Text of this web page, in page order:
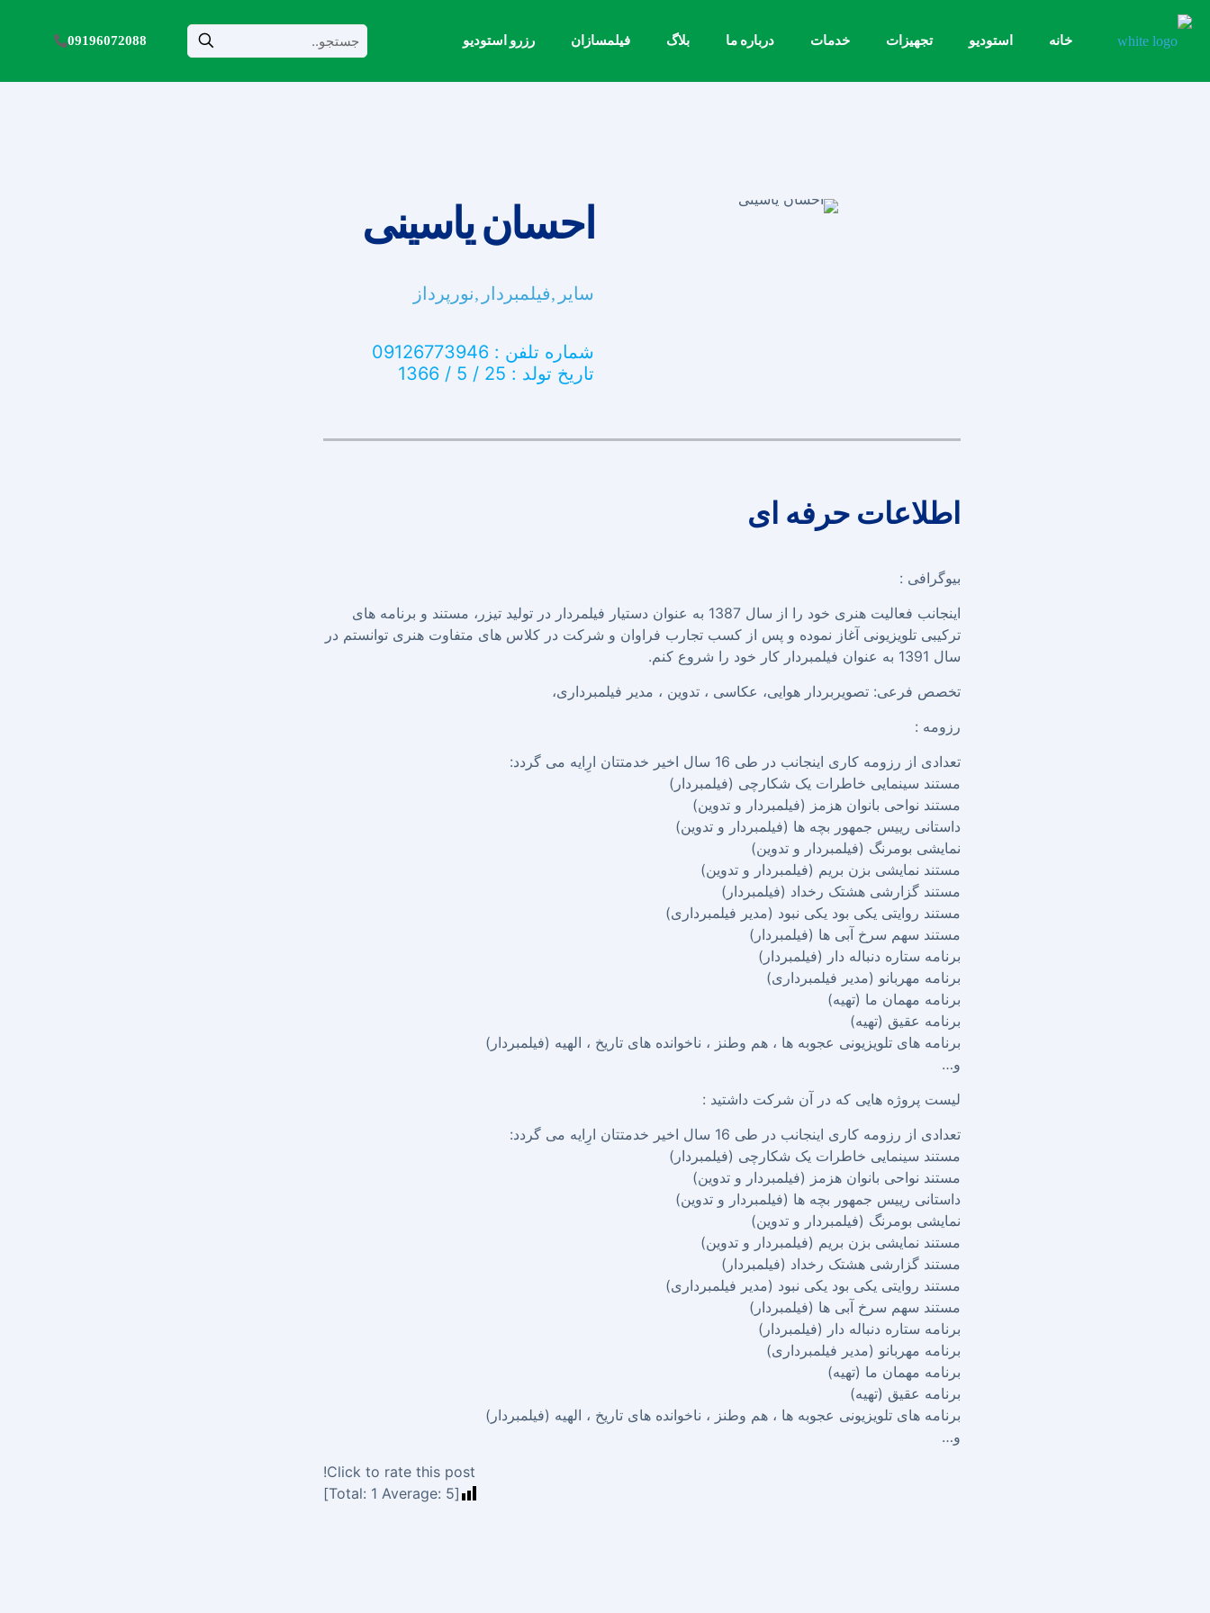
خانه استودیو تجهیزات خدمات درباره ما بلاگ فیلمسازان رزرو استودیو 09196072088
احسان یاسینی
سایر فیلمبردار نورپرداز
شماره تلفن : 09126773946
تاریخ تولد : 25 / 5 / 1366
اطلاعات حرفه ای
بیوگرافی :
اینجانب فعالیت هنری خود را از سال 1387 به عنوان دستیار فیلمردار در تولید تیزر، مستند و برنامه های
ترکیبی تلویزیونی آغاز نموده و پس از کسب تجارب فراوان و شرکت در کلاس های متفاوت هنری توانستم در
سال 1391 به عنوان فیلمبردار کار خود را شروع کنم.
تخصص فرعی: تصویربردار هوایی، عکاسی ، تدوین ، مدیر فیلمبرداری،
رزومه :
تعدادی از رزومه کاری اینجانب در طی 16 سال اخیر خدمتتان ارِایه می گردد:
مستند سینمایی خاطرات یک شکارچی (فیلمبردار)
مستند نواحی بانوان هزمز (فیلمبردار و تدوین)
داستانی رییس جمهور بچه ها (فیلمبردار و تدوین)
نمایشی بومرنگ (فیلمبردار و تدوین)
مستند نمایشی بزن بریم (فیلمبردار و تدوین)
مستند گزارشی هشتک رخداد (فیلمبردار)
مستند روایتی یکی بود یکی نبود (مدیر فیلمبرداری)
مستند سهم سرخ آبی ها (فیلمبردار)
برنامه ستاره دنباله دار (فیلمبردار)
برنامه مهربانو (مدیر فیلمبرداری)
برنامه مهمان ما (تهیه)
برنامه عقیق (تهیه)
برنامه های تلویزیونی عجوبه ها ، هم وطنز ، ناخوانده های تاریخ ، الهیه (فیلمبردار)
و…
لیست پروژه هایی که در آن شرکت داشتید :
تعدادی از رزومه کاری اینجانب در طی 16 سال اخیر خدمتتان ارِایه می گردد:
مستند سینمایی خاطرات یک شکارچی (فیلمبردار)
مستند نواحی بانوان هزمز (فیلمبردار و تدوین)
داستانی رییس جمهور بچه ها (فیلمبردار و تدوین)
نمایشی بومرنگ (فیلمبردار و تدوین)
مستند نمایشی بزن بریم (فیلمبردار و تدوین)
مستند گزارشی هشتک رخداد (فیلمبردار)
مستند روایتی یکی بود یکی نبود (مدیر فیلمبرداری)
مستند سهم سرخ آبی ها (فیلمبردار)
برنامه ستاره دنباله دار (فیلمبردار)
برنامه مهربانو (مدیر فیلمبرداری)
برنامه مهمان ما (تهیه)
برنامه عقیق (تهیه)
برنامه های تلویزیونی عجوبه ها ، هم وطنز ، ناخوانده های تاریخ ، الهیه (فیلمبردار)
و…
Click to rate this post!
[Total:
1 Average: 5
]